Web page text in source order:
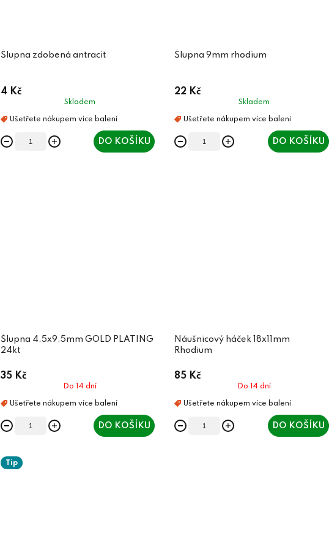
Šlupna zdobená antracit
4 Kč
Skladem
DO KOŠÍKU
Šlupna 9mm rhodium
22 Kč
Skladem
DO KOŠÍKU
Šlupna 4,5x9,5mm GOLD PLATING
24kt
35 Kč
Do 14 dní
DO KOŠÍKU
Náušnicový háček 18x11mm
Rhodium
85 Kč
Do 14 dní
DO KOŠÍKU
Tip